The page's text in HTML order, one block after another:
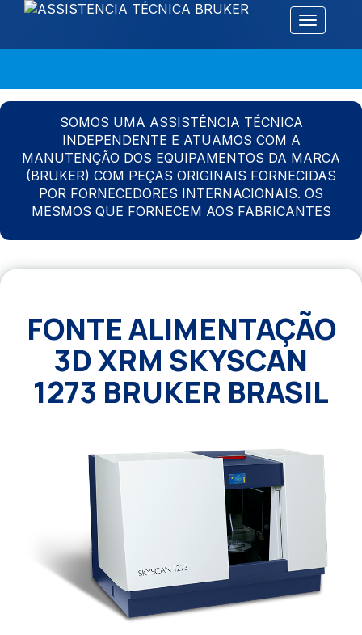
Alternar
SOMOS UMA ASSISTÊNCIA TÉCNICA
INDEPENDENTE E ATUAMOS COM A
MANUTENÇÃO DOS EQUIPAMENTOS DA MARCA
(BRUKER) COM PEÇAS ORIGINAIS FORNECIDAS
POR FORNECEDORES INTERNACIONAIS. OS
MESMOS QUE FORNECEM AOS FABRICANTES
FONTE ALIMENTAÇÃO
3D XRM SKYSCAN
1273 BRUKER BRASIL